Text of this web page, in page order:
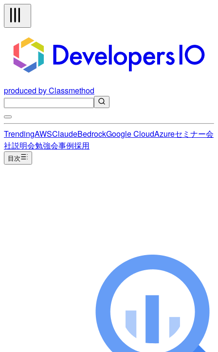
produced by Classmethod
TrendingAWSClaudeBedrockGoogle CloudAzureセミナー会
社説明会勉強会事例採用
目次